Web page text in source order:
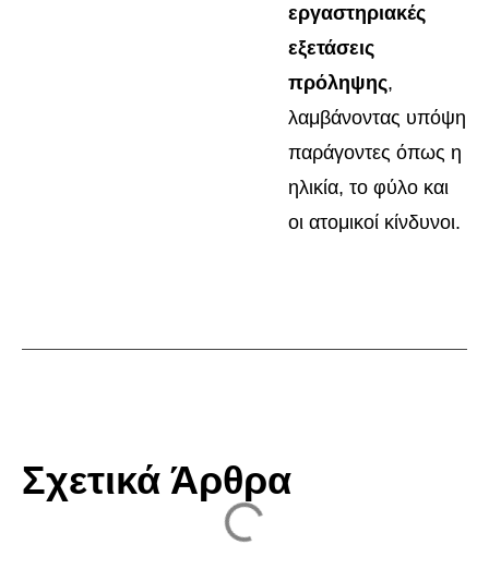
εργαστηριακές
εξετάσεις
πρόληψης,
λαμβάνοντας υπόψη
παράγοντες όπως η
ηλικία, το φύλο και
οι ατομικοί κίνδυνοι.
Σχετικά Άρθρα